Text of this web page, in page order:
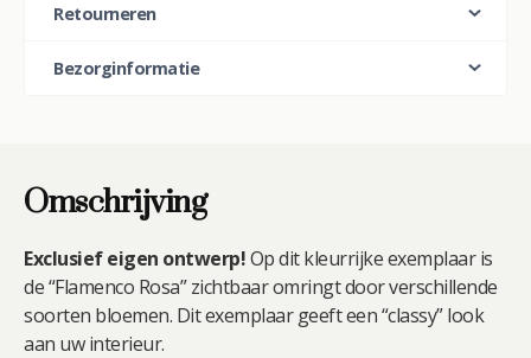
Retourneren
Bezorginformatie
Omschrijving
Exclusief eigen ontwerp!Op dit kleurrijke exemplaar is
de “Flamenco Rosa” zichtbaar omringt door verschillende
soorten bloemen. Dit exemplaar geeft een “classy” look
aan uw interieur.